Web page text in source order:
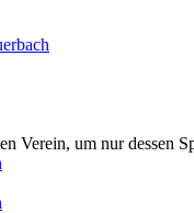
Verein, um nur dessen